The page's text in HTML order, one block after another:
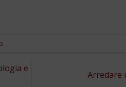
.
e
Arredare